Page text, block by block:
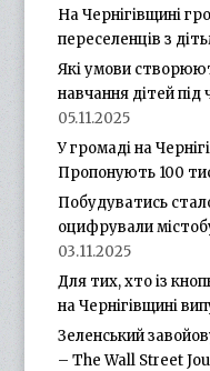
На Чернігівщині
переселенців з
Які умови
навчання дітей під
05.11.2025
У громаді на
Пропонують 100
Побудуватись
оцифрували
03.11.2025
Для тих, хто із
на Чернігівщині
Зеленський
– The Wall Street